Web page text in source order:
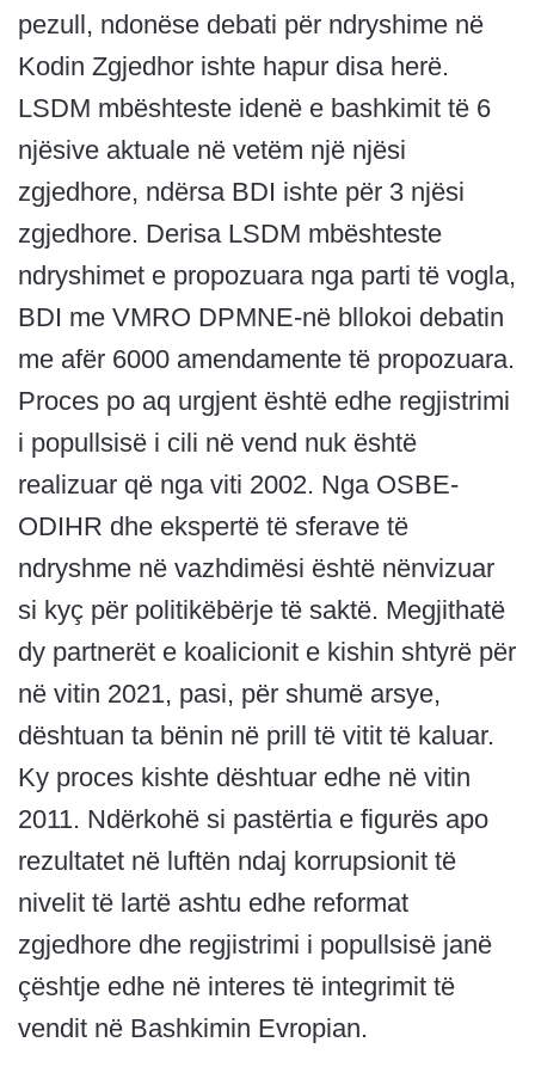
pezull, ndonëse debati për ndryshime në
Kodin Zgjedhor ishte hapur disa herë.
LSDM mbështeste idenë e bashkimit të 6
njësive aktuale në vetëm një njësi
zgjedhore, ndërsa BDI ishte për 3 njësi
zgjedhore. Derisa LSDM mbështeste
ndryshimet e propozuara nga parti të vogla,
BDI me VMRO DPMNE-në bllokoi debatin
me afër 6000 amendamente të propozuara.
Proces po aq urgjent është edhe regjistrimi
i popullsisë i cili në vend nuk është
realizuar që nga viti 2002. Nga OSBE-
ODIHR dhe ekspertë të sferave të
ndryshme në vazhdimësi është nënvizuar
si kyç për politikëbërje të saktë. Megjithatë
dy partnerët e koalicionit e kishin shtyrë për
në vitin 2021, pasi, për shumë arsye,
dështuan ta bënin në prill të vitit të kaluar.
Ky proces kishte dështuar edhe në vitin
2011. Ndërkohë si pastërtia e figurës apo
rezultatet në luftën ndaj korrupsionit të
nivelit të lartë ashtu edhe reformat
zgjedhore dhe regjistrimi i popullsisë janë
çështje edhe në interes të integrimit të
vendit në Bashkimin Evropian.